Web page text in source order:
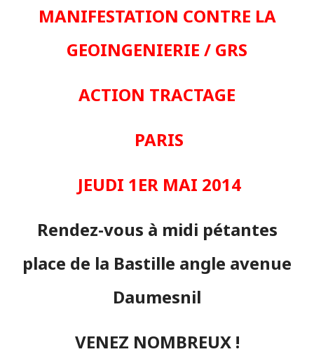
MANIFESTATION CONTRE LA
GEOINGENIERIE / GRS
ACTION TRACTAGE
PARIS
JEUDI 1ER MAI 2014
Rendez-vous à midi pétantes
place de la Bastille angle avenue
Daumesnil
VENEZ NOMBREUX !